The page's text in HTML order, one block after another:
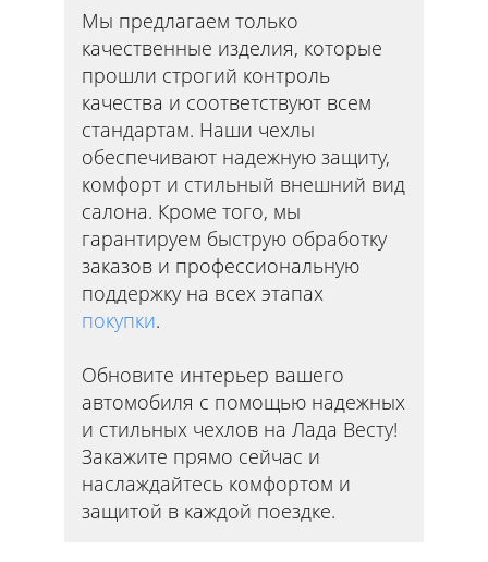
Мы предлагаем только
качественные изделия, которые
прошли строгий контроль
качества и соответствуют всем
стандартам. Наши чехлы
обеспечивают надежную защиту,
комфорт и стильный внешний вид
салона. Кроме того, мы
гарантируем быструю обработку
заказов и профессиональную
поддержку на всех этапах
покупки.
Обновите интерьер вашего
автомобиля с помощью надежных
и стильных чехлов на Лада Весту!
Закажите прямо сейчас и
наслаждайтесь комфортом и
защитой в каждой поездке.